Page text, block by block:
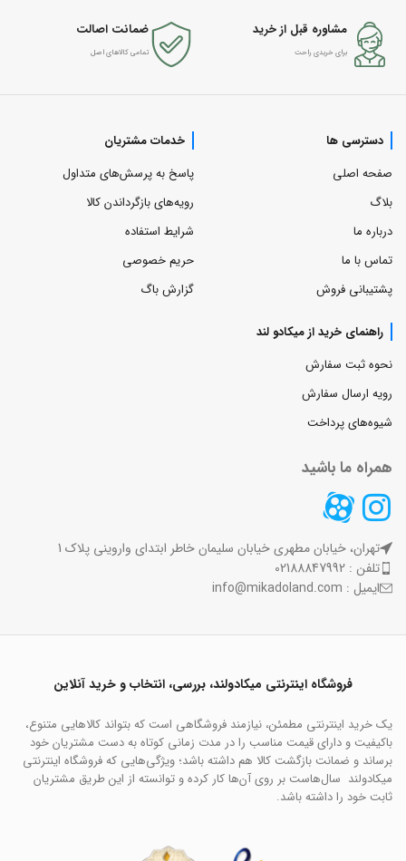
مشاوره قبل از خرید
برای خریدی راحت
ضمانت اصالت
تمامی کالاهای اصل
دسترسی ها
صفحه اصلی
بلاگ
درباره ما
تماس با ما
پشتیبانی فروش
خدمات مشتریان
پاسخ به پرسش‌های متداول
رویه‌های بازگرداندن کالا
شرایط استفاده
حریم خصوصی
گزارش باگ
راهنمای خرید از میکادو لند
نحوه ثبت سفارش
رویه ارسال سفارش
شیوه‌های پرداخت
همراه ما باشید
تهران، خیابان مطهری خیابان سلیمان خاطر ابتدای واروینی پلاک 1
تلفن : 02188847992
ایمیل : info@mikadoland.com
فروشگاه اینترنتی میکادولند، بررسی، انتخاب و خرید آنلاین
یک خرید اینترنتی مطمئن، نیازمند فروشگاهی است که بتواند کالاهایی متنوع،
باکیفیت و دارای قیمت مناسب را در مدت زمانی کوتاه به دست مشتریان خود
برساند و ضمانت بازگشت کالا هم داشته باشد؛ ویژگی‌هایی که فروشگاه اینترنتی
میکادولند سال‌هاست بر روی آن‌ها کار کرده و توانسته از این طریق مشتریان
ثابت خود را داشته باشد.